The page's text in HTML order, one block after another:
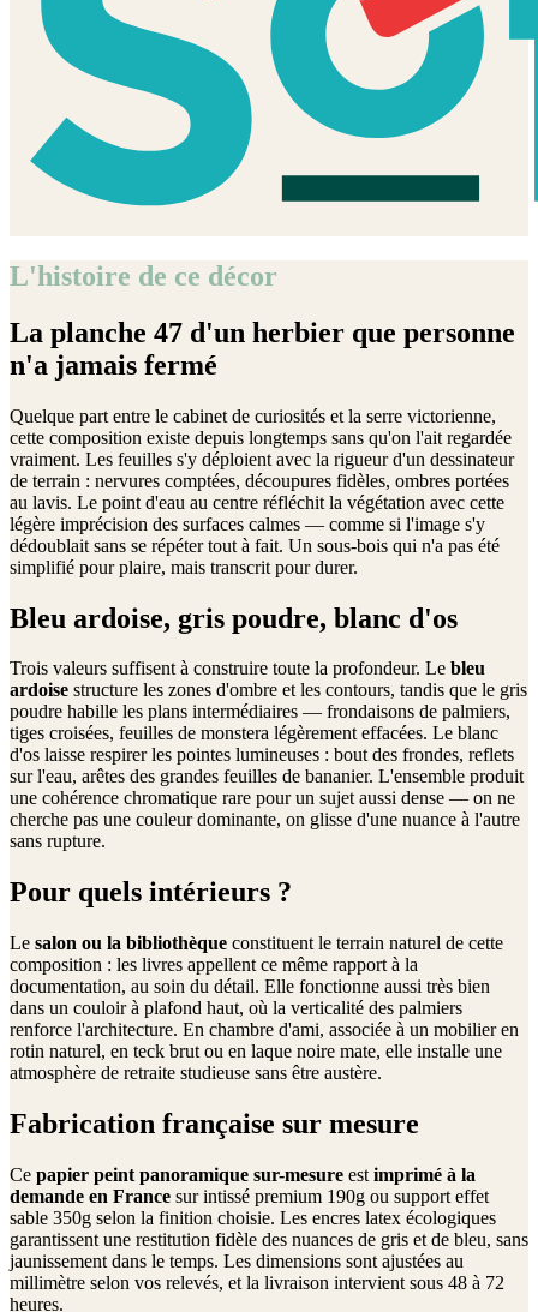
L'histoire de ce décor
La planche 47 d'un herbier que personne
n'a jamais fermé
Quelque part entre le cabinet de curiosités et la serre victorienne,
cette composition existe depuis longtemps sans qu'on l'ait regardée
vraiment. Les feuilles s'y déploient avec la rigueur d'un dessinateur
de terrain : nervures comptées, découpures fidèles, ombres portées
au lavis. Le point d'eau au centre réfléchit la végétation avec cette
légère imprécision des surfaces calmes — comme si l'image s'y
dédoublait sans se répéter tout à fait. Un sous-bois qui n'a pas été
simplifié pour plaire, mais transcrit pour durer.
Bleu ardoise, gris poudre, blanc d'os
Trois valeurs suffisent à construire toute la profondeur. Le bleu
ardoise structure les zones d'ombre et les contours, tandis que le gris
poudre habille les plans intermédiaires — frondaisons de palmiers,
tiges croisées, feuilles de monstera légèrement effacées. Le blanc
d'os laisse respirer les pointes lumineuses : bout des frondes, reflets
sur l'eau, arêtes des grandes feuilles de bananier. L'ensemble produit
une cohérence chromatique rare pour un sujet aussi dense — on ne
cherche pas une couleur dominante, on glisse d'une nuance à l'autre
sans rupture.
Pour quels intérieurs ?
Le salon ou la bibliothèque constituent le terrain naturel de cette
composition : les livres appellent ce même rapport à la
documentation, au soin du détail. Elle fonctionne aussi très bien
dans un couloir à plafond haut, où la verticalité des palmiers
renforce l'architecture. En chambre d'ami, associée à un mobilier en
rotin naturel, en teck brut ou en laque noire mate, elle installe une
atmosphère de retraite studieuse sans être austère.
Fabrication française sur mesure
Ce papier peint panoramique sur-mesure est imprimé à la
demande en France sur intissé premium 190g ou support effet
sable 350g selon la finition choisie. Les encres latex écologiques
garantissent une restitution fidèle des nuances de gris et de bleu, sans
jaunissement dans le temps. Les dimensions sont ajustées au
millimètre selon vos relevés, et la livraison intervient sous 48 à 72
heures.